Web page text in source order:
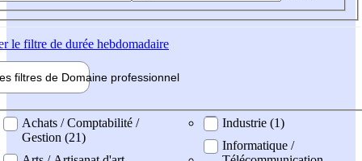
le filtre de durée hebdomadaire
filtres de Domaine professionnel
professionel
Achats / Comptabilité /
Gestion (21)
Industrie (1)
Informatique /